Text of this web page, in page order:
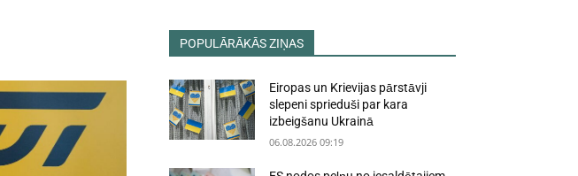
POPULĀRĀKĀS ZIŅAS
Eiropas un Krievijas pārstāvji
slepeni sprieduši par kara
izbeigšanu Ukrainā
06.08.2026 09:19